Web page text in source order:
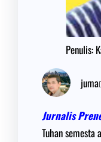
Penulis:
juma
Jurnalis
Tuhan semesta